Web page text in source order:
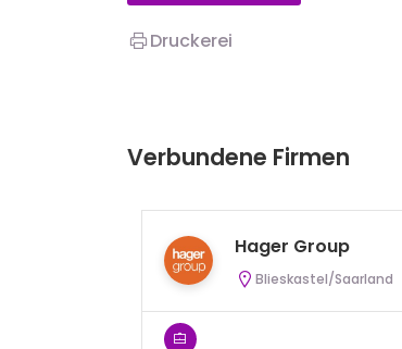
Druckerei
Verbundene Firmen
Hager Group
Blieskastel/Saarland